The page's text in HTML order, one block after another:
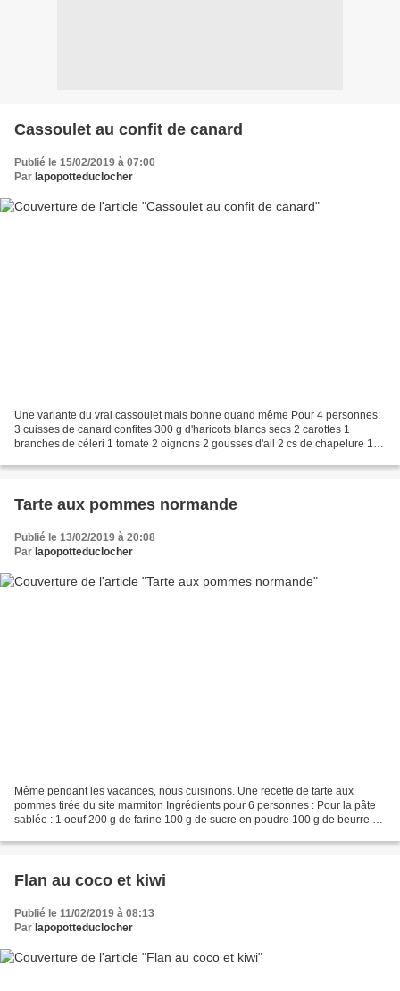
Cassoulet au confit de canard
Publié le 15/02/2019 à 07:00
Par lapopotteduclocher
Une variante du vrai cassoulet mais bonne quand même Pour 4 personnes:
3 cuisses de canard confites 300 g d'haricots blancs secs 2 carottes 1
branches de céleri 1 tomate 2 oignons 2 gousses d'ail 2 cs de chapelure 1
Tarte aux pommes normande
Publié le 13/02/2019 à 20:08
Par lapopotteduclocher
Même pendant les vacances, nous cuisinons. Une recette de tarte aux
pommes tirée du site marmiton Ingrédients pour 6 personnes : Pour la pâte
sablée : 1 oeuf 200 g de farine 100 g de sucre en poudre 100 g de beurre 1
Flan au coco et kiwi
Publié le 11/02/2019 à 08:13
Par lapopotteduclocher